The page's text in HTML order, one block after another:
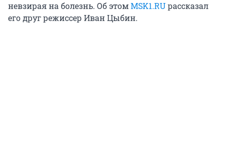
невзирая на болезнь. Об этомМSK1.RUрассказал
его друг режиссер Иван Цыбин.